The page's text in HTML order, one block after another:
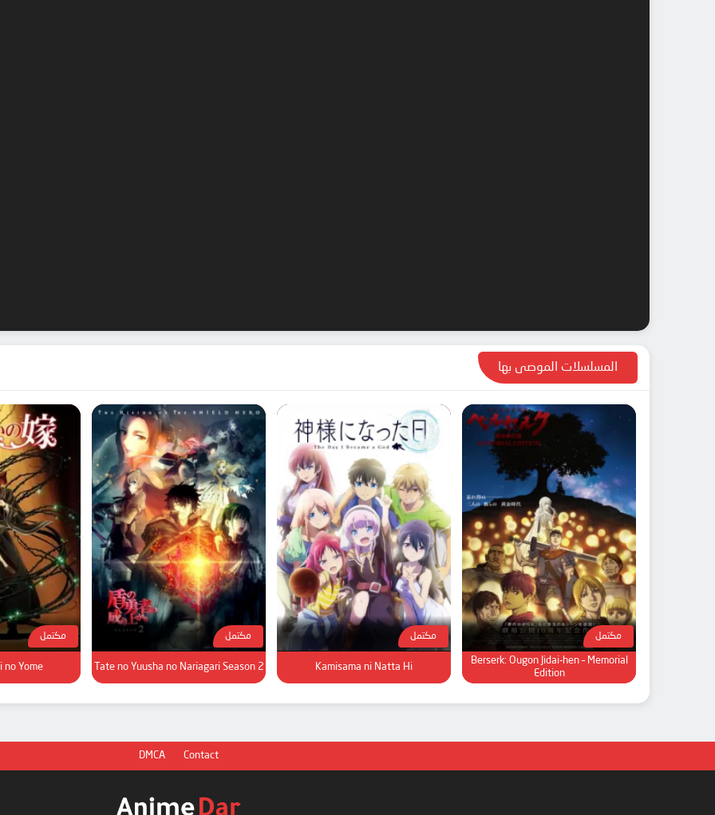
المسلسلات الموصى بها
مكتمل
Berserk: Ougon Jidai-hen – Memorial
Edition
مكتمل
Kamisama ni Natta Hi
مكتمل
Tate no Yuusha no Nariagari Season 2
مكتمل
no Yome
DMCA Contact